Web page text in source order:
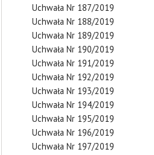
Uchwała Nr 187/2019
Uchwała Nr 188/2019
Uchwała Nr 189/2019
Uchwała Nr 190/2019
Uchwała Nr 191/2019
Uchwała Nr 192/2019
Uchwała Nr 193/2019
Uchwała Nr 194/2019
Uchwała Nr 195/2019
Uchwała Nr 196/2019
Uchwała Nr 197/2019